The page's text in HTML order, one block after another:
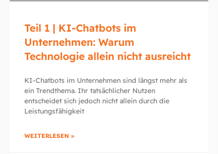
Teil 1 | KI-Chatbots im
Unternehmen: Warum
Technologie allein nicht ausreicht
KI-Chatbots im Unternehmen sind längst mehr als
ein Trendthema. Ihr tatsächlicher Nutzen
entscheidet sich jedoch nicht allein durch die
Leistungsfähigkeit
WEITERLESEN »